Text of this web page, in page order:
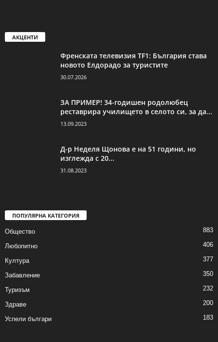
АКЦЕНТИ
Френската телевизия TF1: България става
новото Елдорадо за туристите
30.07.2026
ЗА ПРИМЕР! 34-годишен родолюбец
реставрира училището в селото си, за да...
13.09.2023
Д-р Неделя Щонова е на 51 години, но
изглежда с 20...
31.08.2023
ПОПУЛЯРНА КАТЕГОРИЯ
Общество 883
Любопитно 406
Култура 377
Забавление 350
Туризъм 232
Здраве 200
Успели българи 183